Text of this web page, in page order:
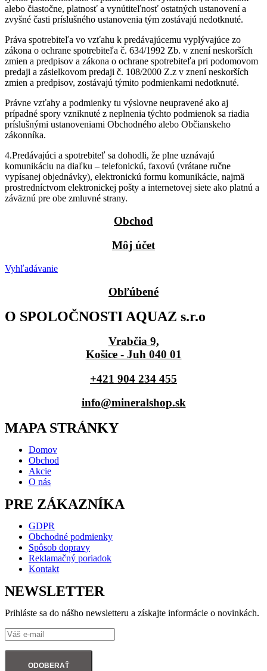
alebo čiastočne, platnosť a vynútiteľnosť ostatných ustanovení a
zvyšné časti príslušného ustanovenia tým zostávajú nedotknuté.
Práva spotrebiteľa vo vzťahu k predávajúcemu vyplývajúce zo
zákona o ochrane spotrebiteľa č. 634/1992 Zb. v znení neskorších
zmien a predpisov a zákona o ochrane spotrebiteľa pri podomovom
predaji a zásielkovom predaji č. 108/2000 Z.z v znení neskorších
zmien a predpisov, zostávajú týmito podmienkami nedotknuté.
Právne vzťahy a podmienky tu výslovne neupravené ako aj
prípadné spory vzniknuté z neplnenia týchto podmienok sa riadia
príslušnými ustanoveniami Obchodného alebo Občianskeho
zákonníka.
4.Predávajúci a spotrebiteľ sa dohodli, že plne uznávajú
komunikáciu na diaľku – telefonickú, faxovú (vrátane ručne
vypísanej objednávky), elektronickú formu komunikácie, najmä
prostredníctvom elektronickej pošty a internetovej siete ako platnú a
záväznú pre obe zmluvné strany.
Obchod
Môj účet
Vyhľadávanie
Obľúbené
O SPOLOČNOSTI AQUAZ s.r.o
Vrabčia 9,
Košice - Juh 040 01
+421 904 234 455
info@mineralshop.sk
MAPA STRÁNKY
Domov
Obchod
Akcie
O nás
PRE ZÁKAZNÍKA
GDPR
Obchodné podmienky
Spôsob dopravy
Reklamačný poriadok
Kontakt
NEWSLETTER
Prihláste sa do nášho newsletteru a získajte informácie o novinkách.
ODOBERAŤ